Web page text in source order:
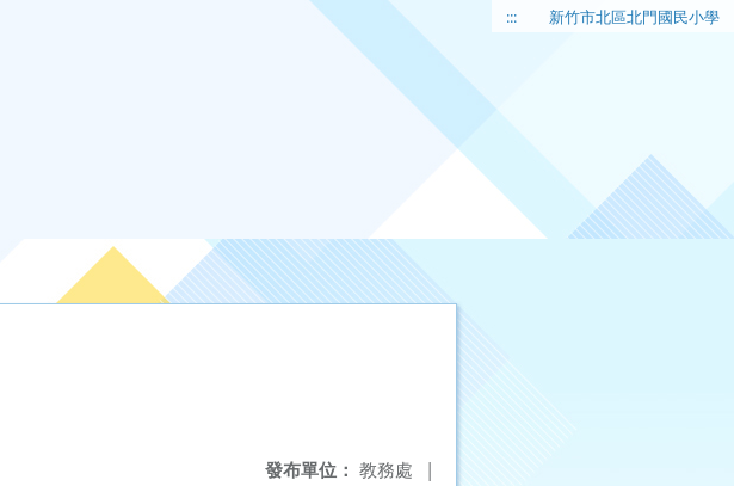
::: 新竹市北區北門國民小學
發布單位： 教務處 |